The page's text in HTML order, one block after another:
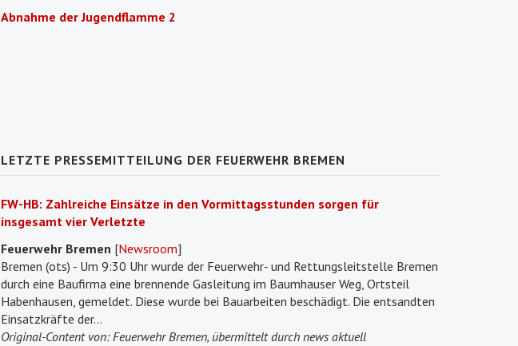
Abnahme der Jugendflamme 2
LETZTE PRESSEMITTEILUNG DER FEUERWEHR BREMEN
FW-HB: Zahlreiche Einsätze in den Vormittagsstunden sorgen für
insgesamt vier Verletzte
Feuerwehr Bremen [Newsroom]
Bremen (ots) - Um 9:30 Uhr wurde der Feuerwehr- und Rettungsleitstelle Bremen
durch eine Baufirma eine brennende Gasleitung im Baumhauser Weg, Ortsteil
Habenhausen, gemeldet. Diese wurde bei Bauarbeiten beschädigt. Die entsandten
Einsatzkräfte der...
Original-Content von: Feuerwehr Bremen, übermittelt durch news aktuell